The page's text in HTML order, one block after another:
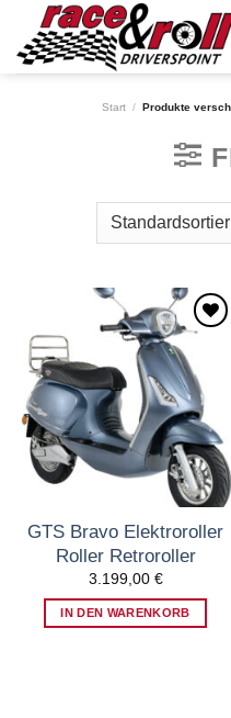
content
Start / Produkte
Zum
Wunschzettel
hinzufügen
GTS Bravo Elektroroller
Roller Retroroller
3.199,00 €
IN DEN WARENKORB